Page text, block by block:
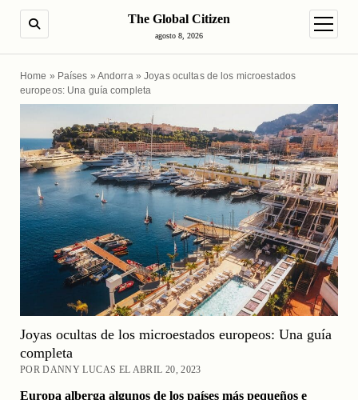
The Global Citizen
agosto 8, 2026
abrir
Home » Países » Andorra » Joyas ocultas de los microestados
europeos: Una guía completa
Joyas ocultas de los microestados europeos: Una guía
completa
POR DANNY LUCAS EL ABRIL 20, 2023
Europa alberga algunos de los países más pequeños e